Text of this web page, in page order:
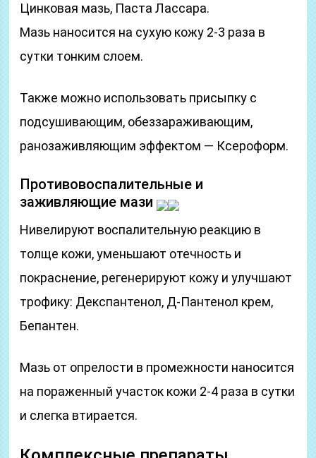
Цинковая мазь, Паста Лассара.
Мазь наносится на сухую кожу 2-3 раза в
сутки тонким слоем.
Также можно использовать присыпку с
подсушивающим, обеззараживающим,
ранозаживляющим эффектом — Ксероформ.
Противовоспалительные и
заживляющие мази
Нивелируют воспалительную реакцию в
толще кожи, уменьшают отечность и
покраснение, регенерируют кожу и улучшают
трофику: Декспантенол, Д-Пантенол крем,
Бепантен.
Мазь от опрелости в промежности наносится
на пораженный участок кожи 2-4 раза в сутки
и слегка втирается.